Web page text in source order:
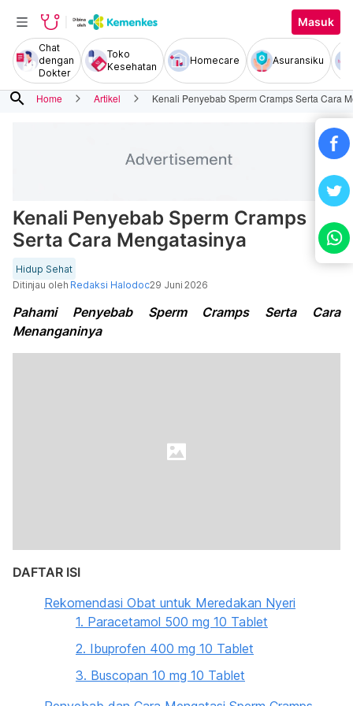
Masuk
Chat
dengan
Dokter
Toko
Kesehatan
Homecare Asuransiku
search Home Artikel Kenali Penyebab Sperm Cramps Serta Cara
Kenali Penyebab Sperm Cramps
Serta Cara Mengatasinya
Hidup Sehat
Ditinjau oleh Redaksi Halodoc29 Juni 2026
Pahami Penyebab Sperm Cramps Serta Cara
Menanganinya
DAFTAR ISI
Rekomendasi Obat untuk Meredakan Nyeri
1. Paracetamol 500 mg 10 Tablet
2. Ibuprofen 400 mg 10 Tablet
3. Buscopan 10 mg 10 Tablet